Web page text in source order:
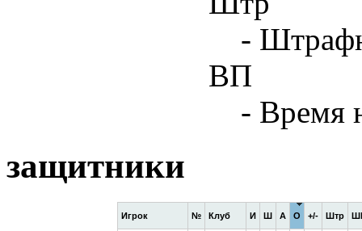
-
ВП
- Время
защитники
Игрок № Клуб И Ш А О +/- Штр